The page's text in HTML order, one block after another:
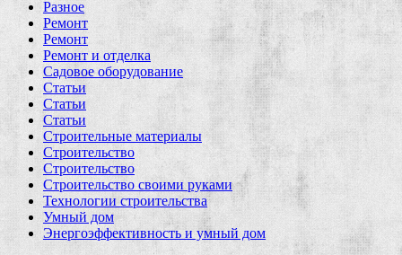
Разное
Ремонт
Ремонт
Ремонт и отделка
Садовое оборудование
Статьи
Статьи
Статьи
Строительные материалы
Строительство
Строительство
Строительство своими руками
Технологии строительства
Умный дом
Энергоэффективность и умный дом